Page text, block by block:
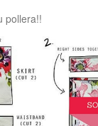
pollera!!